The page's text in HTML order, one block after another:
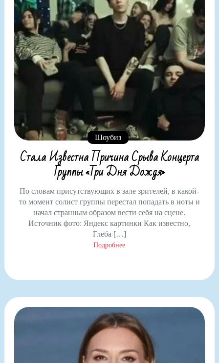
Шоубиз
Стала Известна Причина Срыва Концерта
Группы «Три Дня Дождя»
По словам присутствующих в зале зрителей, в какой-
то момент солист группы перестал попадать в ноты и
начал странным образом вести себя на сцене.
Источник фото: Яндекс картинки Как известно,
Глеба […]
Подробнее